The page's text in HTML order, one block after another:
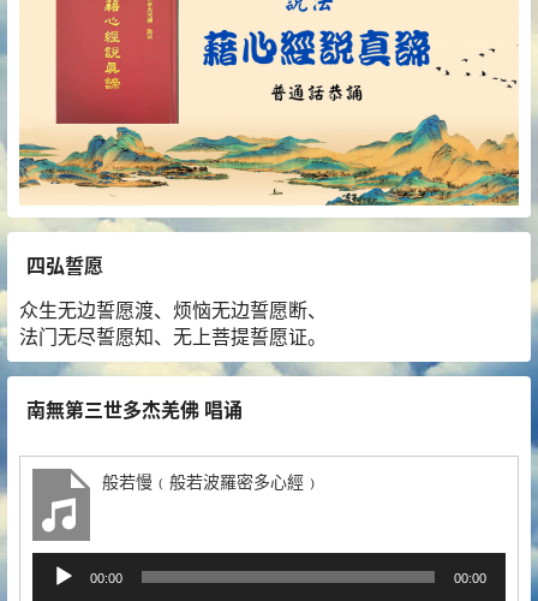
四弘誓愿
众生无边誓愿渡、烦恼无边誓愿断、
法门无尽誓愿知、无上菩提誓愿证。
南無第三世多杰羌佛 唱诵
般若慢﹙般若波羅密多心經﹚
00:00 00:00